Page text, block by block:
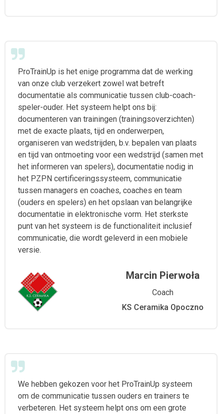
ProTrainUp is het enige programma dat de werking
van onze club verzekert zowel wat betreft
documentatie als communicatie tussen club-coach-
speler-ouder. Het systeem helpt ons bij:
documenteren van trainingen (trainingsoverzichten)
met de exacte plaats, tijd en onderwerpen,
organiseren van wedstrijden, b.v. bepalen van plaats
en tijd van ontmoeting voor een wedstrijd (samen met
het informeren van spelers), documentatie nodig in
het PZPN certificeringssysteem, communicatie
tussen managers en coaches, coaches en team
(ouders en spelers) en het opslaan van belangrijke
documentatie in elektronische vorm. Het sterkste
punt van het systeem is de functionaliteit inclusief
communicatie, die wordt geleverd in een mobiele
versie.
Marcin Pierwoła
Coach
KS Ceramika Opoczno
We hebben gekozen voor het ProTrainUp systeem
om de communicatie tussen ouders en trainers te
verbeteren. Het systeem helpt ons om een grote